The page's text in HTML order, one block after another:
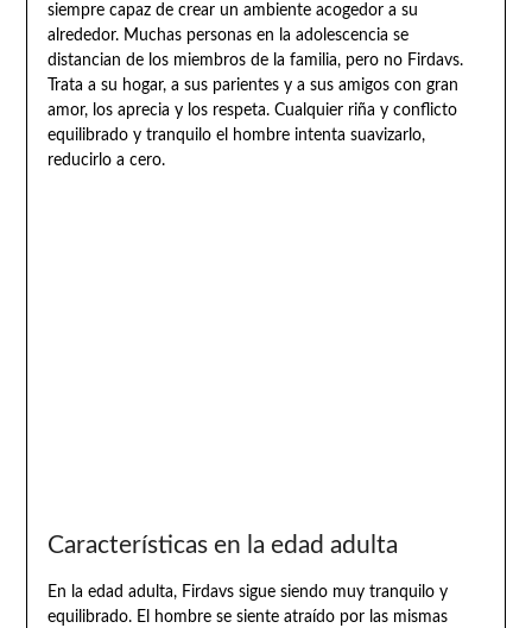
siempre capaz de crear un ambiente acogedor a su
alrededor. Muchas personas en la adolescencia se
distancian de los miembros de la familia, pero no Firdavs.
Trata a su hogar, a sus parientes y a sus amigos con gran
amor, los aprecia y los respeta. Cualquier riña y conflicto
equilibrado y tranquilo el hombre intenta suavizarlo,
reducirlo a cero.
Características en la edad adulta
En la edad adulta, Firdavs sigue siendo muy tranquilo y
equilibrado. El hombre se siente atraído por las mismas